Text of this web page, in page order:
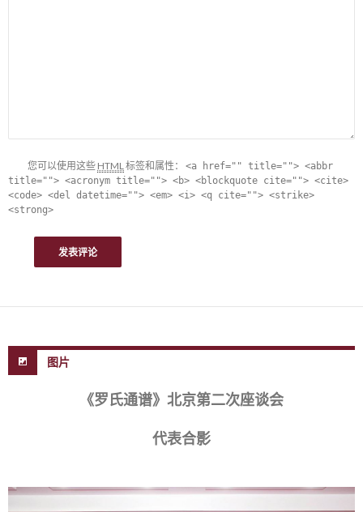
您可以使用这些 HTML标签和属性： <a href="" title=""> <abbr
title=""> <acronym title=""> <b> <blockquote cite=""> <cite>
<code> <del datetime=""> <em> <i> <q cite=""> <strike>
<strong>
图片
《罗氏通谱》北京第二次座谈会
代表合影